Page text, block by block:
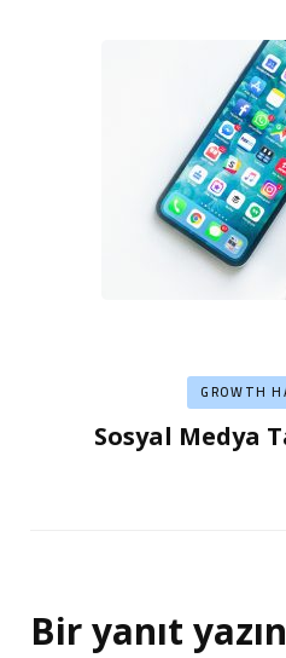
GROWTH
Sosyal Medya
Bir yanıt yazın